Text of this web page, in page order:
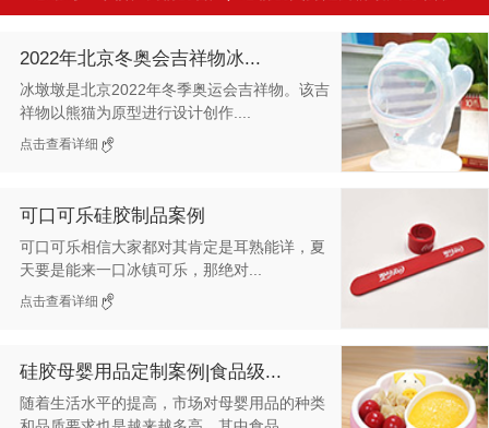
2022年北京冬奥会吉祥物冰...
冰墩墩是北京2022年冬季奥运会吉祥物。该吉
祥物以熊猫为原型进行设计创作....
点击查看详细
可口可乐硅胶制品案例
可口可乐相信大家都对其肯定是耳熟能详，夏
天要是能来一口冰镇可乐，那绝对...
点击查看详细
硅胶母婴用品定制案例|食品级...
随着生活水平的提高，市场对母婴用品的种类